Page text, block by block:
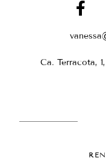
Ca. Terracota,